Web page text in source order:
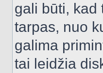
gali būti, kad
tarpas, nuo
galima
tai leidžia